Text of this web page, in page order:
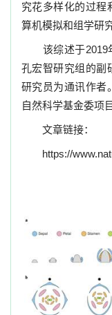
究花多样化的过程
算机模拟和组学研
该综述于2019
孔宏智研究组的副
研究员为通讯作者
自然科学基金委项
文章链接：
https://